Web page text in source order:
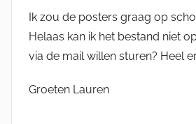
Ik zou de posters graag op
Helaas kan ik het bestand niet
via de mail willen sturen? Heel
Groeten Lauren